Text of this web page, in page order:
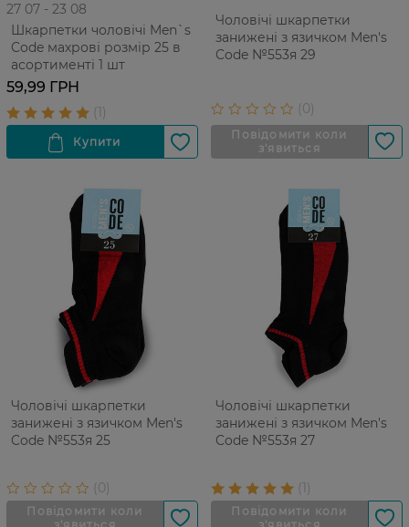
27 07 - 23 08
Шкарпетки чоловічі Men`s
Code махрові розмір 25 в
асортименті 1 шт
59,99 ГРН
Чоловічі шкарпетки
занижені з язичком Men's
Code №553я 29
Чоловічі шкарпетки
занижені з язичком Men's
Code №553я 25
Чоловічі шкарпетки
занижені з язичком Men's
Code №553я 27